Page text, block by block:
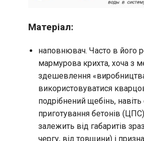
Матеріал:
наповнювач. Часто в його
мармурова крихта, хоча з
здешевлення
використовуватися
подрібнений щебінь,
приготування бетонів
залежить від габаритів
чергу, від товщини) і